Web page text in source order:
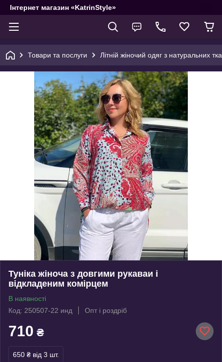
Інтернет магазин «KatrinStyle»
Товари та послуги Літній жіночий одяг з натуральних
Туніка жіноча з довгими рукаваи і
відкладеним комірцем
В наявності
Код: 250507-22 инд
Опт і роздріб
710 ₴
650 ₴ від 3 шт.